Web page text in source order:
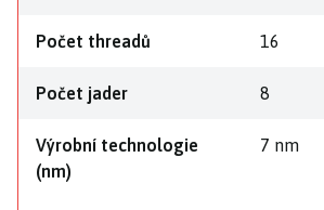
Počet threadů 16
Počet jader 8
Výrobní technologie
(nm)
7 nm